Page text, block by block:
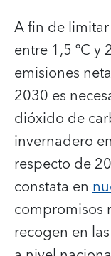
A fin de
entre 1,5 ºC y
emisiones
2030 es
dióxido de
invernadero
respecto de
constata en
compromisos
recogen en